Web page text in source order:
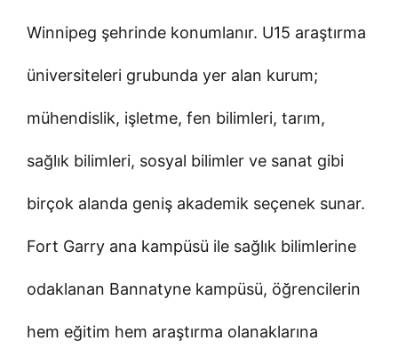
Winnipeg şehrinde konumlanır. U15 araştırma
üniversiteleri grubunda yer alan kurum;
mühendislik, işletme, fen bilimleri, tarım,
sağlık bilimleri, sosyal bilimler ve sanat gibi
birçok alanda geniş akademik seçenek sunar.
Fort Garry ana kampüsü ile sağlık bilimlerine
odaklanan Bannatyne kampüsü, öğrencilerin
hem eğitim hem araştırma olanaklarına